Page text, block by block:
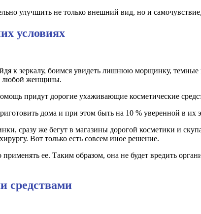
улучшить не только внешний вид, но и
условиях
к зеркалу, боимся увидеть лишнюю морщинку, темные
любой женщины.
придут дорогие ухаживающие косметические
дома и при этом быть на 10 % уверенной в их
сразу же бегут в магазины дорогой косметики и
Вот только есть совсем иное решение.
ее. Таким образом, она не будет вредить
средствами